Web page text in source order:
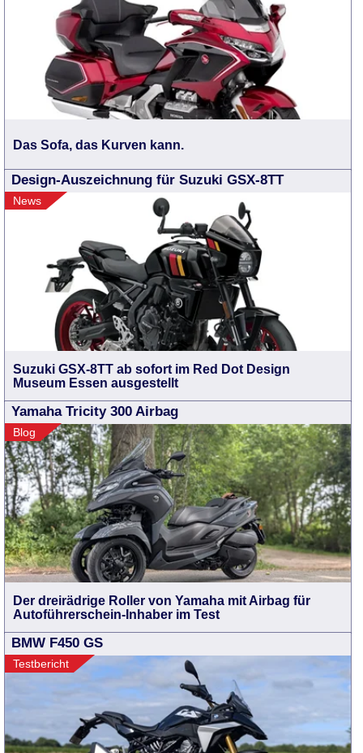
Das Sofa, das Kurven kann.
Design-Auszeichnung für Suzuki GSX-8TT
News
Suzuki GSX-8TT ab sofort im Red Dot Design
Museum Essen ausgestellt
Yamaha Tricity 300 Airbag
Blog
Der dreirädrige Roller von Yamaha mit Airbag für
Autoführerschein-Inhaber im Test
BMW F450 GS
Testbericht